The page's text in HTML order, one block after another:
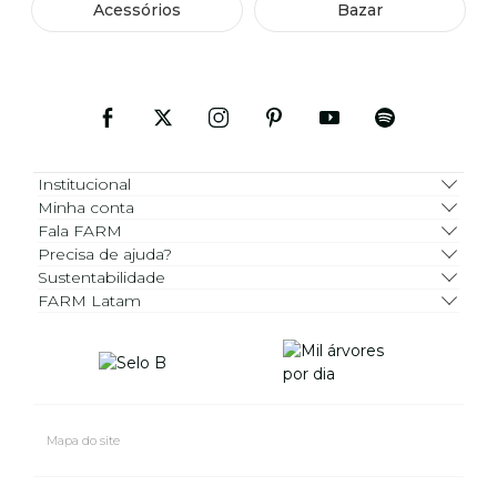
Acessórios Bazar
Institucional
Minha conta
Fala FARM
Precisa de ajuda?
Sustentabilidade
FARM Latam
Mapa do site